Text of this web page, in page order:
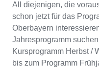
All diejenigen, die
schon jetzt für das
Oberbayern
Jahresprogramm
Kursprogramm Herbst /
bis zum Programm